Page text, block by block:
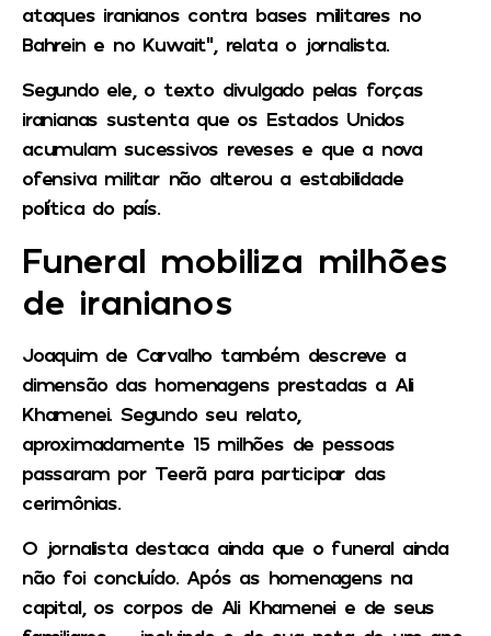
ataques iranianos contra bases militares no
Bahrein e no Kuwait”, relata o jornalista.
Segundo ele, o texto divulgado pelas forças
iranianas sustenta que os Estados Unidos
acumulam sucessivos reveses e que a nova
ofensiva militar não alterou a estabilidade
política do país.
Funeral mobiliza milhões
de iranianos
Joaquim de Carvalho também descreve a
dimensão das homenagens prestadas a Ali
Khamenei. Segundo seu relato,
aproximadamente 15 milhões de pessoas
passaram por Teerãpara participar das
cerimônias.
O jornalista destaca ainda que o funeral ainda
não foi concluído. Após as homenagens na
capital, os corpos de Ali Khamenei e de seus